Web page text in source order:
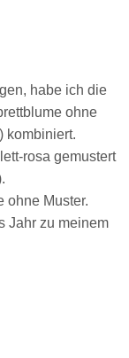
habe ich die
ohne
) kombiniert.
rosa gemustert
ohne Muster.
Jahr zu meinem